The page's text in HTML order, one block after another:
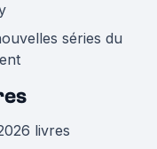
séries du
livres